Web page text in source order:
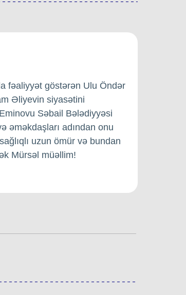
fəaliyyət göstərən Ulu Öndər
Əliyevin siyasətini
Səbail Bələdiyyəsi
əməkdaşları adından onu
uzun ömür və bundan
Mürsəl müəllim!